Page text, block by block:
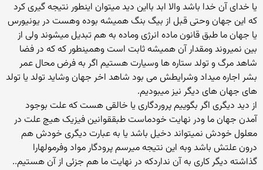
یا خدای آن خدا باشد والا ابد بااین دید میتوان اینطور نتیجه گیری کرد
که این جهان وحتی قبل از بیگ بنگ همیشه بوده وهست در یونیورس
یا جهان ما طبق قانون ماده انرژی وماده به هم تبدیل میشوند ولی از
بین نمیروند ومقدار آن همیشه ثابت است وهمینطور که که در فضا
شاهد مرگ و تولد ستاره ها وسیارت هستیم اگر به فرض محال عمر
بشر اجاره میداد وشرایطش می بود شاهد اخر جهان وشاید تولد یا تولد
های جهان های دیگر نیز میبودیم.
از دید دیگری اگر بگوییم پروردگاری یا خالقی هست که علت بوجود
آمدن جهان ما ودر نهایت خودماست طبققوانین فیزیک هیچ علت در
معلول خودش نمیتواند دخیل باشد یا به عبارت دیگری خودش هم
درون علتش باشد وبه این نتیجه میرسم پرودگار مواد وفرمولهارا
گذاشته دیگر کاری به آن نداردکه در نهایت ما هم جزئی از آن هستیم..